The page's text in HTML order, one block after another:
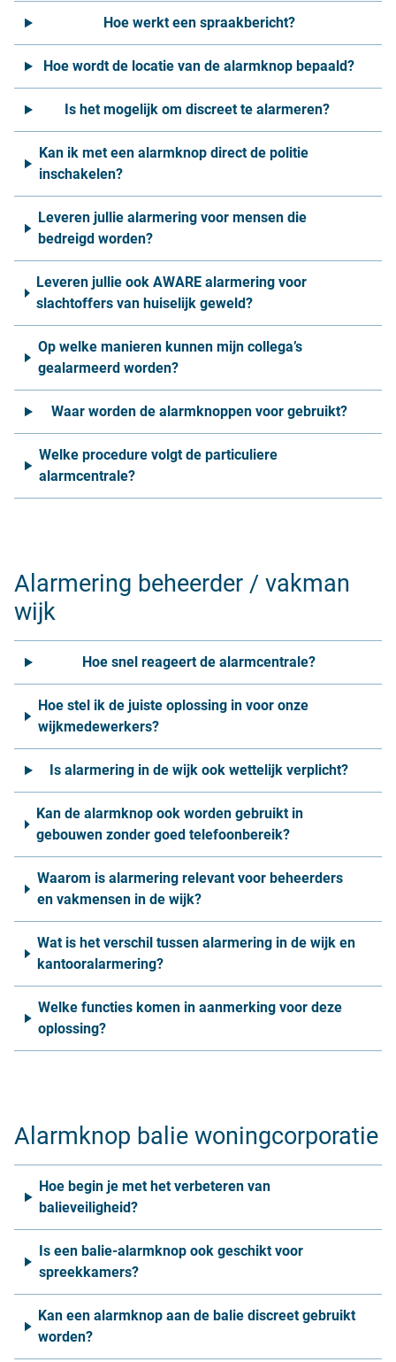
Hoe werkt een spraakbericht?
Hoe wordt de locatie van de alarmknop bepaald?
Is het mogelijk om discreet te alarmeren?
Kan ik met een alarmknop direct de politie
inschakelen?
Leveren jullie alarmering voor mensen die
bedreigd worden?
Leveren jullie ook AWARE alarmering voor
slachtoffers van huiselijk geweld?
Op welke manieren kunnen mijn collega’s
gealarmeerd worden?
Waar worden de alarmknoppen voor gebruikt?
Welke procedure volgt de particuliere
alarmcentrale?
Alarmering beheerder / vakman
wijk
Hoe snel reageert de alarmcentrale?
Hoe stel ik de juiste oplossing in voor onze
wijkmedewerkers?
Is alarmering in de wijk ook wettelijk verplicht?
Kan de alarmknop ook worden gebruikt in
gebouwen zonder goed telefoonbereik?
Waarom is alarmering relevant voor beheerders
en vakmensen in de wijk?
Wat is het verschil tussen alarmering in de wijk en
kantooralarmering?
Welke functies komen in aanmerking voor deze
oplossing?
Alarmknop balie woningcorporatie
Hoe begin je met het verbeteren van
balieveiligheid?
Is een balie-alarmknop ook geschikt voor
spreekkamers?
Kan een alarmknop aan de balie discreet gebruikt
worden?